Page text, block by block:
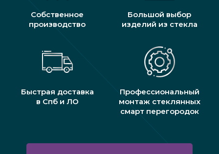
Собственное
производство
Большой выбор
изделий из стекла
Быстрая доставка
в Спб и ЛО
Профессиональный
монтаж стеклянных
смарт перегородок